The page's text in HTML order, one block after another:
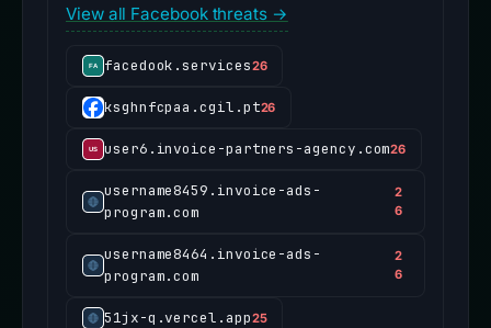
View all Facebook threats →
facedook.services26
ksghnfcpaa.cgil.pt26
user6.invoice-partners-agency.com26
username8459.invoice-ads-
program.com
2
6
username8464.invoice-ads-
program.com
2
6
51jx-q.vercel.app25